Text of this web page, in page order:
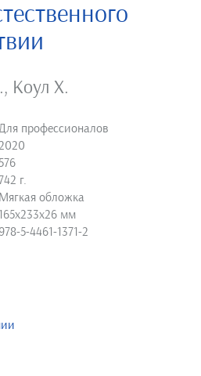
, Коул Х.
профессионалов
г.
Мягкая обложка
165х233х26 мм
5-4461-1371-2